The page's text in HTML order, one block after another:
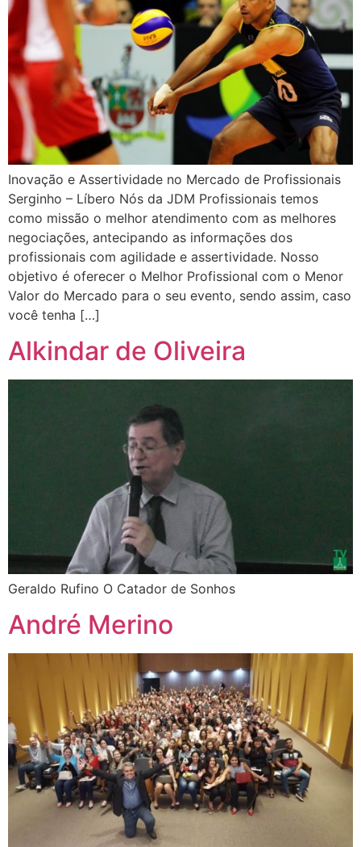
Inovação e Assertividade no Mercado de Profissionais
Serginho – Líbero Nós da JDM Profissionais temos
como missão o melhor atendimento com as melhores
negociações, antecipando as informações dos
profissionais com agilidade e assertividade. Nosso
objetivo é oferecer o Melhor Profissional com o Menor
Valor do Mercado para o seu evento, sendo assim, caso
você tenha […]
Alkindar de Oliveira
Geraldo Rufino O Catador de Sonhos
André Merino